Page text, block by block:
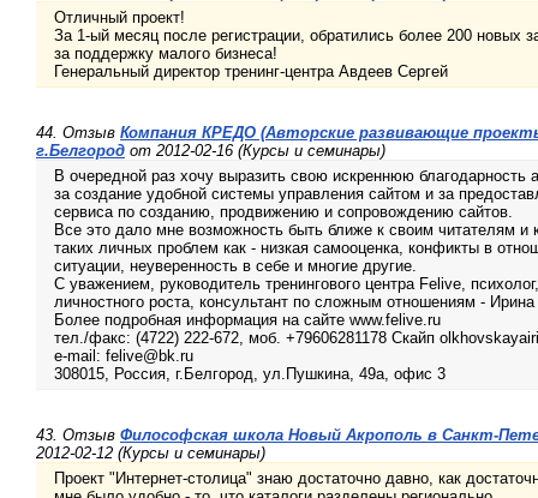
Отличный проект!
За 1-ый месяц после регистрации, обратились более 200 новых
за поддержку малого бизнеса!
Генеральный директор тренинг-центра Авдеев Сергей
44. Отзыв Компания КРЕДО (Авторские развивающие
г.Белгород от 2012-02-16 (Курсы и семинары)
В очередной раз хочу выразить свою искреннюю благодарность
за создание удобной системы управления сайтом и за
сервиса по созданию, продвижению и сопровождению сайтов.
Все это дало мне возможность быть ближе к своим читателям
таких личных проблем как - низкая самооценка, конфикты в
ситуации, неуверенность в себе и многие другие.
С уважением, руководитель тренингового центра Felive,
личностного роста, консультант по сложным отношениям -
Более подробная информация на сайте www.felive.ru
тел./факс: (4722) 222-672, моб. +79606281178 Скайп
e-mail: felive@bk.ru
308015, Россия, г.Белгород, ул.Пушкина, 49а, офис 3
43. Отзыв Философская школа Новый Акрополь в Санкт-
2012-02-12 (Курсы и семинары)
Проект "Интернет-столица" знаю достаточно давно, как